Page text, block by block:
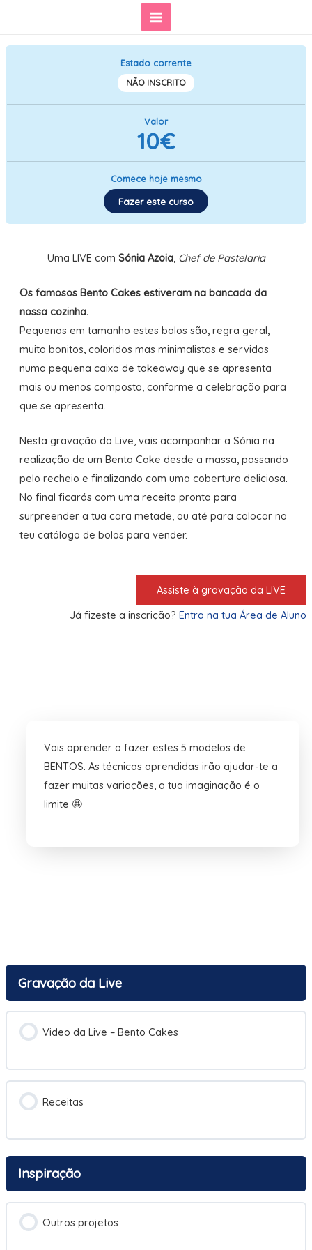
content
Main
Menu
Estado corrente
NÃO INSCRITO
Valor
10€
Comece hoje mesmo
Fazer este curso
Uma LIVE com Sónia Azoia, Chef de Pastelaria
Os famosos Bento Cakes estiveram na bancada da
nossa cozinha.
Pequenos em tamanho estes bolos são, regra geral,
muito bonitos, coloridos mas minimalistas e servidos
numa pequena caixa de takeaway que se apresenta
mais ou menos composta, conforme a celebração para
que se apresenta.
Nesta gravação da Live, vais acompanhar a Sónia na
realização de um Bento Cake desde a massa, passando
pelo recheio e finalizando com uma cobertura deliciosa.
No final ficarás com uma receita pronta para
surpreender a tua cara metade, ou até para colocar no
teu catálogo de bolos para vender.
Assiste à gravação da LIVE
Já fizeste a inscrição?Entra na tua Área de Aluno
Vais aprender a fazer estes 5 modelos de
BENTOS. As técnicas aprendidas irão ajudar-te a
fazer muitas variações, a tua imaginação é o
limite 🤩
Gravação da Live
Video da Live – Bento Cakes
Receitas
Inspiração
Outros projetos